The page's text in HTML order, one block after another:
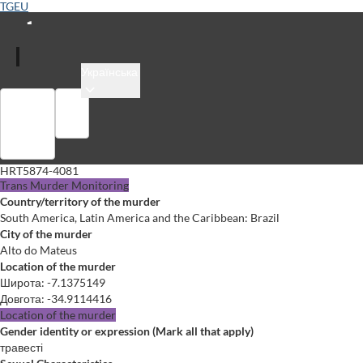
TGEU
HRT5874-4081
Trans Murder Monitoring
Country/territory of the murder
South America, Latin America and the Caribbean: Brazil
City of the murder
Alto do Mateus
Location of the murder
Широта: -7.1375149
Довгота: -34.9114416
Location of the murder
Gender identity or expression (Mark all that apply)
травесті